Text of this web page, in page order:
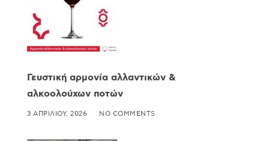
Γευστική αρμονία αλλαντικών &
αλκοολούχων ποτών
3 ΑΠΡΙΛΊΟΥ, 2026 NO COMMENTS